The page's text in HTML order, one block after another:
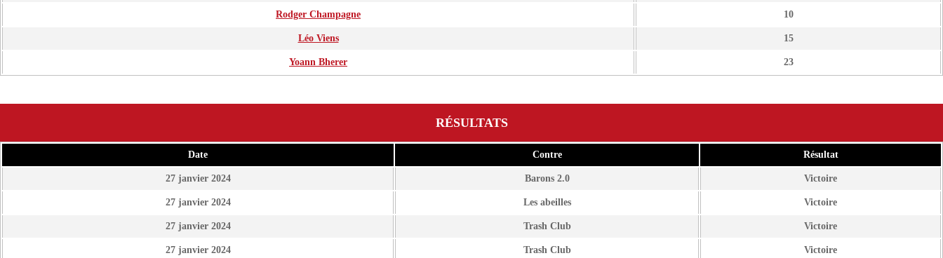
Rodger Champagne 10
Léo Viens 15
Yoann Bherer 23
RÉSULTATS
Date Contre Résultat
27 janvier 2024 Barons 2.0 Victoire
27 janvier 2024 Les abeilles Victoire
27 janvier 2024 Trash Club Victoire
27 janvier 2024 Trash Club Victoire